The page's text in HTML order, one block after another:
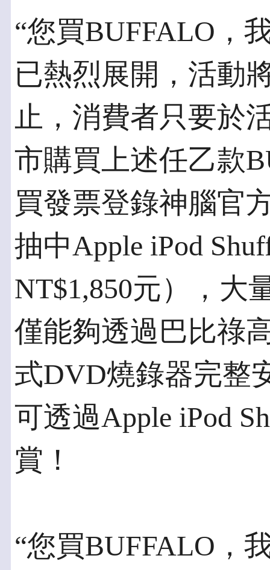
“您買BUFFALO，
已熱烈展開，活動
止，消費者只要於
市購買上述任乙款
買發票登錄神腦官
抽中Apple iPod
NT$1,850元），大
僅能夠透過巴比祿
式DVD燒錄器完整
可透過Apple iPod
賞！
“您買BUFFALO，